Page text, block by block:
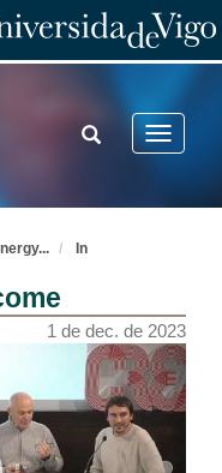
Toggle
TOGGLE
SEARCH
... In
1 de dec. de 2023